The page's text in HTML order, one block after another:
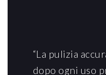
“La pulizia
dopo ogni uso